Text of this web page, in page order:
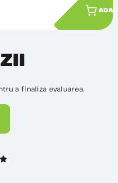
a finaliza evaluarea.